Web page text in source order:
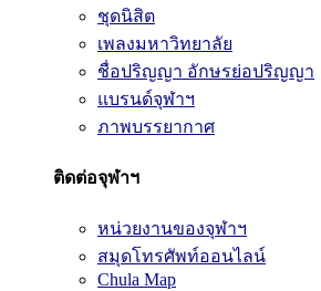
ชุดนิสิต
เพลงมหาวิทยาลัย
ชื่อปริญญา อักษรย่อปริญญา
แบรนด์จุฬาฯ
ภาพบรรยากาศ
ติดต่อจุฬาฯ
หน่วยงานของจุฬาฯ
สมุดโทรศัพท์ออนไลน์
Chula Map